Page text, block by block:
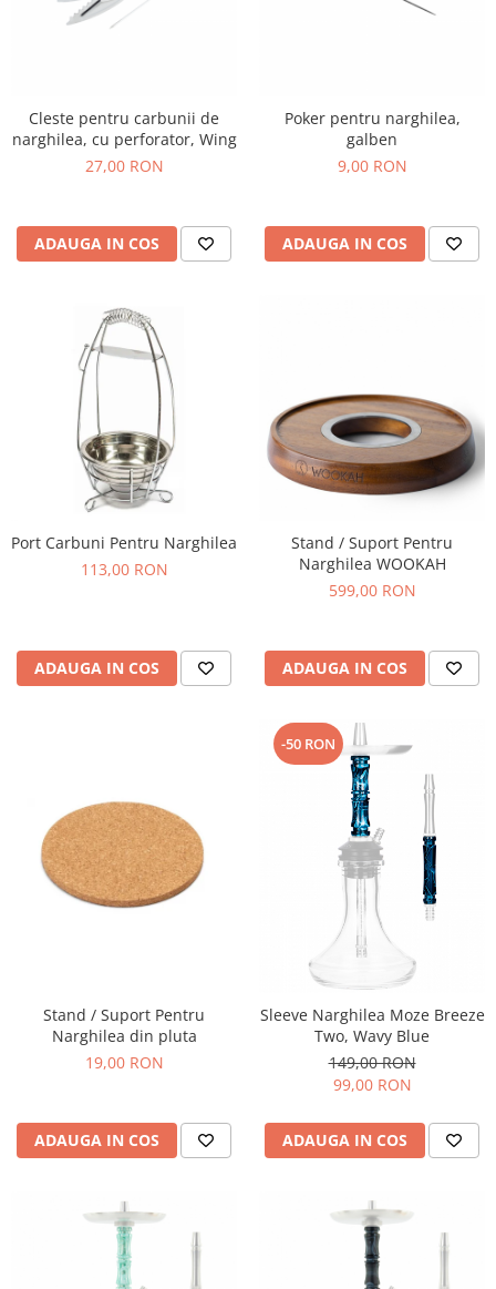
Cleste pentru carbunii de
narghilea, cu perforator, Wing
27,00 RON
ADAUGA IN COS
Poker pentru narghilea,
galben
9,00 RON
ADAUGA IN COS
Port Carbuni Pentru Narghilea
113,00 RON
ADAUGA IN COS
Stand / Suport Pentru
Narghilea WOOKAH
599,00 RON
ADAUGA IN COS
Stand / Suport Pentru
Narghilea din pluta
19,00 RON
ADAUGA IN COS
-50 RON
Sleeve Narghilea Moze Breeze
Two, Wavy Blue
149,00 RON
99,00 RON
ADAUGA IN COS